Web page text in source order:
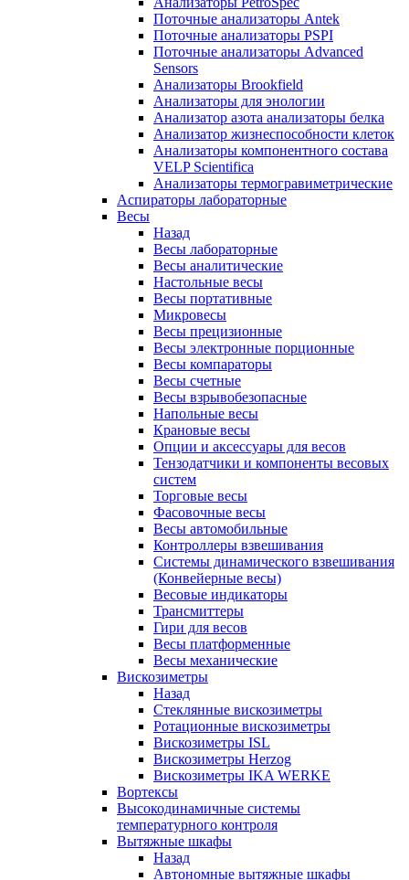
Поточные анализаторы Antek
Поточные анализаторы PSPI
Поточные анализаторы Advanced
Sensors
Анализаторы Brookfield
Анализаторы для энологии
Анализатор азота анализаторы белка
Анализатор жизнеспособности клеток
Анализаторы компонентного состава
VELP Scientifica
Анализаторы термогравиметрические
Аспираторы лабораторные
Весы
Назад
Весы лабораторные
Весы аналитические
Настольные весы
Весы портативные
Микровесы
Весы прецизионные
Весы электронные порционные
Весы компараторы
Весы счетные
Весы взрывобезопасные
Напольные весы
Крановые весы
Опции и аксессуары для весов
Тензодатчики и компоненты весовых
систем
Торговые весы
Фасовочные весы
Весы автомобильные
Контроллеры взвешивания
Системы динамического взвешивания
(Конвейерные весы)
Весовые индикаторы
Трансмиттеры
Гири для весов
Весы платформенные
Весы механические
Вискозиметры
Назад
Стеклянные вискозиметры
Ротационные вискозиметры
Вискозиметры ISL
Вискозиметры Herzog
Вискозиметры IKA WERKE
Вортексы
Высокодинамичные системы
температурного контроля
Вытяжные шкафы
Назад
Автономные вытяжные шкафы